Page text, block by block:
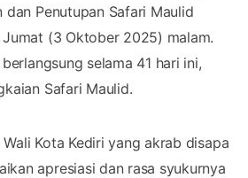
dan Penutupan Safari Maulid
Jumat (3 Oktober 2025) malam.
selama 41 hari ini,
Safari Maulid.
Kota Kediri yang akrab disapa
apresiasi dan rasa syukurnya